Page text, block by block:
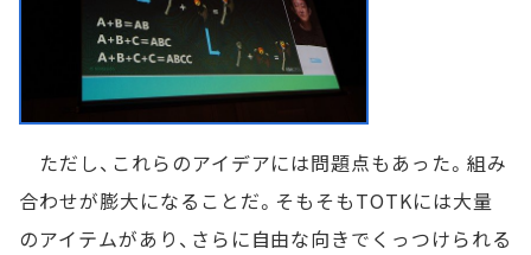
ただし、これらのアイデアには問題点もあった。組み
合わせが膨大になることだ。そもそもTOTKには大量
のアイテムがあり、さらに自由な向きでくっつけられる